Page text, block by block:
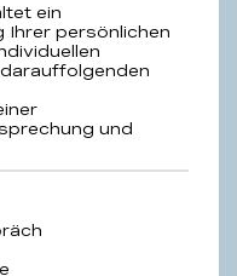
ein
Ihrer persönlichen
und